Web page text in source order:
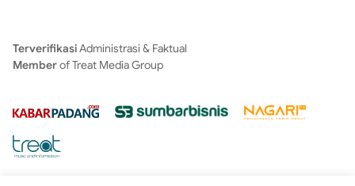
TerverifikasiAdministrasi & Faktual
Memberof Treat Media Group